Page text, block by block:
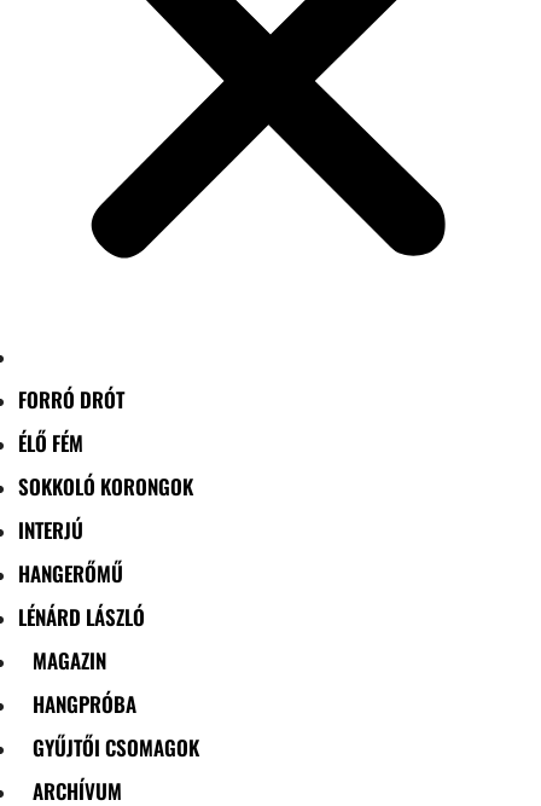
FORRÓ DRÓT
ÉLŐ FÉM
SOKKOLÓ KORONGOK
INTERJÚ
HANGERŐMŰ
LÉNÁRD LÁSZLÓ
MAGAZIN
HANGPRÓBA
GYŰJTŐI CSOMAGOK
ARCHÍVUM